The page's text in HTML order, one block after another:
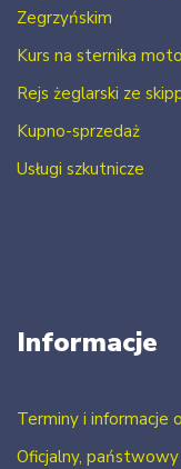
Zegrzyńskim
Kurs na sternika
Rejs żeglarski ze
Kupno-sprzedaż
Usługi szkutnicze
Informacje
Terminy i informacje
Oficjalny,